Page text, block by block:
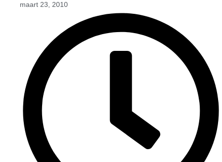
maart 23, 2010